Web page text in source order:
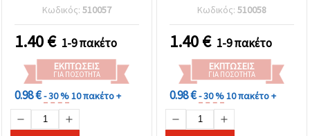
Διακόσμηση, 15 mm - 50
τεμ.
Κωδικός: 510057
1.40€ 1-9 πακέτο
ΕΚΠΤΏΣΕΙΣ
ΓΙΑ ΠΟΣΌΤΗΤΑ
0.98 €- 30 %10 πακέτο +
παιδικές χειροτεχνίες,
διακόσμηση &
δημιουργικό DIY
Κωδικός: 510058
1.40€ 1-9 πακέτο
ΕΚΠΤΏΣΕΙΣ
ΓΙΑ ΠΟΣΌΤΗΤΑ
0.98 €- 30 %10 πακέτο +